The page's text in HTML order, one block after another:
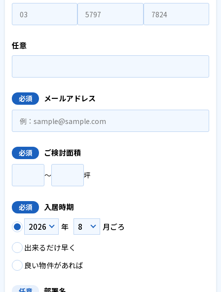
任意
必須 メールアドレス
必須 ご検討面積
〜 坪
必須
入居時期
年
月ごろ
出来るだけ早く
良い物件があれば